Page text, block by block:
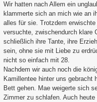
Wir hatten nach Allem ein
klammerte sich an mich wie an
alles für sie. Trotzdem
versuchte, zwischendurch klare
schließlich ihre Tante, ihre
sein, ohne sie mit Liebe zu
nicht so einfach mit 28.
Nachdem wir auch noch die
Kamillentee hinter uns gebracht
Bett gehen. Mae weigerte sich
Zimmer zu schlafen. Auch